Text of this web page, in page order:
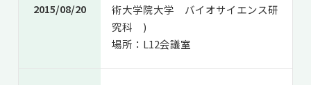
2015/08/20
術大学院大学 バイオサイエンス研
究科 )
場所：L12会議室